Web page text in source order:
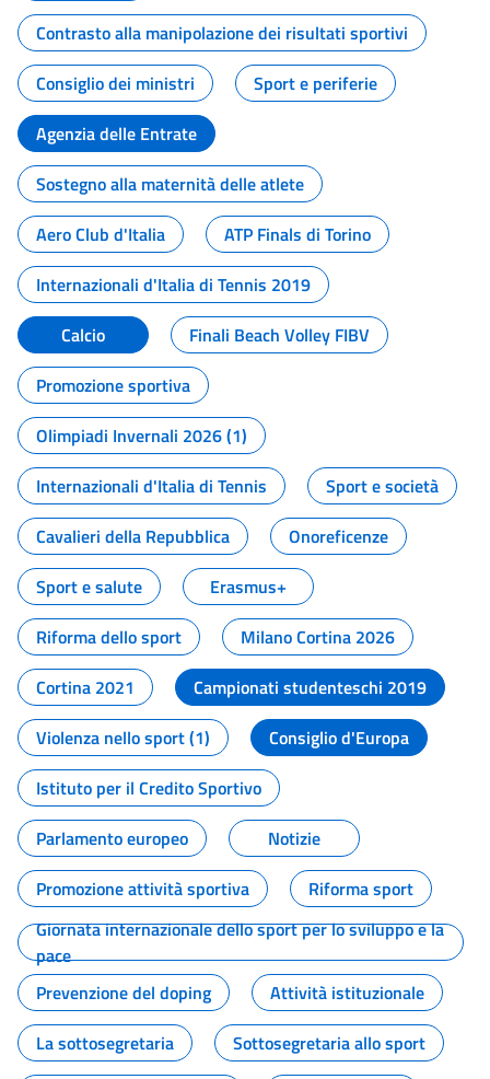
Contrasto alla manipolazione dei risultati sportivi
Consiglio dei ministri
Sport e periferie
Agenzia delle Entrate
Sostegno alla maternità delle atlete
Aero Club d'Italia
ATP Finals di Torino
Internazionali d'Italia di Tennis 2019
Calcio
Finali Beach Volley FIBV
Promozione sportiva
Olimpiadi Invernali 2026 (1)
Internazionali d'Italia di Tennis
Sport e società
Cavalieri della Repubblica
Onoreficenze
Sport e salute
Erasmus+
Riforma dello sport
Milano Cortina 2026
Cortina 2021
Campionati studenteschi 2019
Violenza nello sport (1)
Consiglio d'Europa
Istituto per il Credito Sportivo
Parlamento europeo
Notizie
Promozione attività sportiva
Riforma sport
Giornata internazionale dello sport per lo sviluppo e la
pace
Prevenzione del doping
Attività istituzionale
La sottosegretaria
Sottosegretaria allo sport